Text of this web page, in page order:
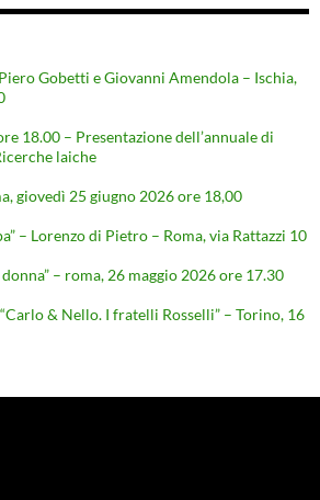
Gobetti e Giovanni Amendola – Ischia,
18.00 – Presentazione dell’annuale di
laiche
giovedì 25 giugno 2026 ore 18,00
– Lorenzo di Pietro – Roma, via Rattazzi 10
– roma, 26 maggio 2026 ore 17.30
& Nello. I fratelli Rosselli” – Torino, 16